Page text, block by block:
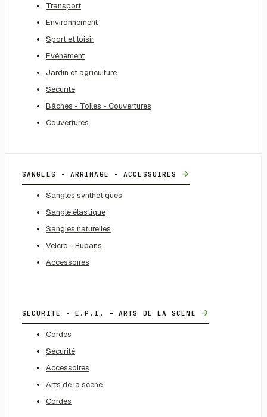
Transport
Environnement
Sport et loisir
Evénement
Jardin et agriculture
Sécurité
Bâches - Toiles - Couvertures
Couvertures
SANGLES - ARRIMAGE - ACCESSOIRES →
Sangles synthétiques
Sangle élastique
Sangles naturelles
Velcro - Rubans
Accessoires
SÉCURITÉ - E.P.I. - ARTS DE LA SCÈNE →
Cordes
Sécurité
Accessoires
Arts de la scène
Cordes